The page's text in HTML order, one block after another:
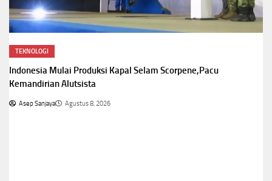
TEKNOLOGI
Indonesia Mulai Produksi Kapal Selam Scorpene,Pacu
Kemandirian Alutsista
Asep Sanjaya Agustus 8, 2026